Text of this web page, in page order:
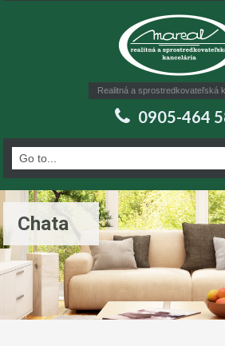
Realitná a sprostredkovateľská
0905-464
Chata